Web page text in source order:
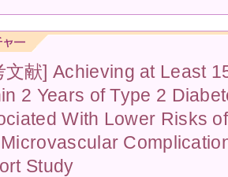
文献] Achieving at Least
2 Years of Type 2
With Lower Risks
Study